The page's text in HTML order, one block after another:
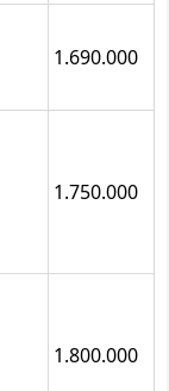
1.690.000
1.750.000
1.800.000